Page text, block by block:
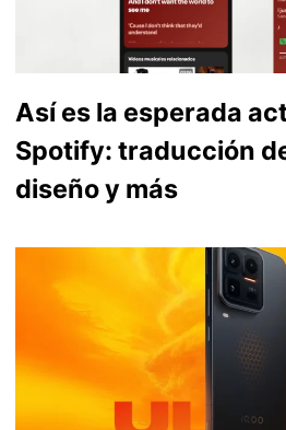
Así es la esperada
Spotify: traducción
diseño y más